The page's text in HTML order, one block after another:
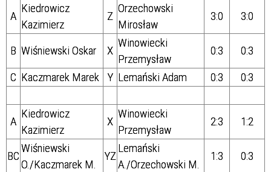
A
Kiedrowicz
Kazimierz
Z
Orzechowski
Mirosław
3:0 3:0
B Wiśniewski Oskar X
Winowiecki
Przemysław
0:3
0:3
C Kaczmarek Marek Y Lemański Adam 0:3 0:3
A
Kiedrowicz
Kazimierz
X
Winowiecki
Przemysław
2:3 1:2
BC
Wiśniewski
O./Kaczmarek M.
YZ
Lemański
A./Orzechowski M.
1:3 0:3